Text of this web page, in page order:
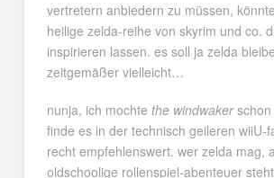
vertretern anbiedern zu müssen,
heilige zelda-reihe von skyrim und co.
inspirieren lassen. es soll ja zelda
zeitgemäßer vielleicht…
nunja, ich mochte the windwakerschon
finde es in der technisch geileren wiiU-
recht empfehlenswert. wer zelda mag,
oldschoolige rollenspiel-abenteuer